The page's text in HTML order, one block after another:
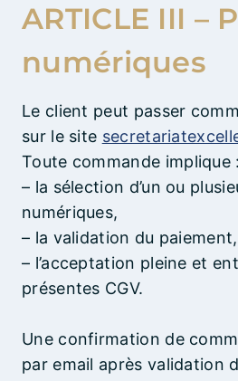
ARTICLE III –
numériques
Le client peut passer
sur le site
Toute commande implique :
– la sélection d’un ou
numériques,
– la validation du paiement,
– l’acceptation pleine et
présentes CGV.
Une confirmation de
par email après validation